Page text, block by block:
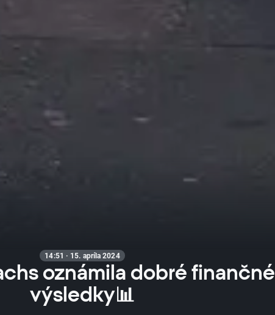
14:51 · 15. apríla 2024
oznámila dobré finančné
výsledky📊